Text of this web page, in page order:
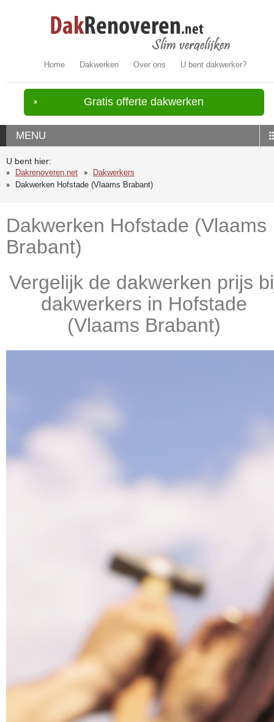
Home Dakwerken Over ons U bent dakwerker?
Gratis offerte dakwerken
MENU
U bent hier:
Dakrenoveren.net
Dakwerkers
Dakwerken Hofstade (Vlaams Brabant)
Dakwerken Hofstade (Vlaams
Brabant)
Vergelijk de dakwerken prijs
dakwerkers in Hofstade
(Vlaams Brabant)